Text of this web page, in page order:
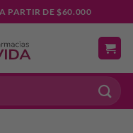
PARTIR DE $60.000